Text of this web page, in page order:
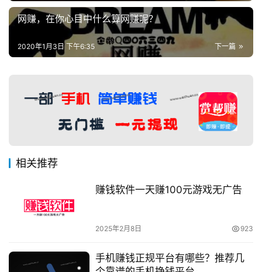
网赚，在你心目中什么算网赚呢？
下一篇
2020年1月3日 下午6:35
相关推荐
赚钱软件一天赚100元游戏无广告
2025年2月8日 923
手机赚钱正规平台有哪些？推荐几